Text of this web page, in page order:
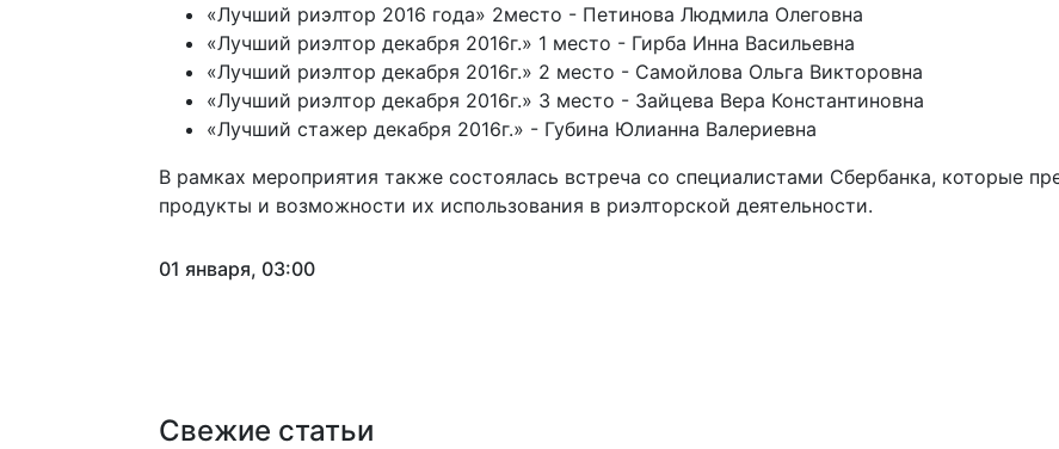
«Лучший риэлтор 2016 года» 2место - Петинова Людмила Олеговна
«Лучший риэлтор декабря 2016г.» 1 место - Гирба Инна Васильевна
«Лучший риэлтор декабря 2016г.» 2 место - Самойлова Ольга Викторовна
«Лучший риэлтор декабря 2016г.» 3 место - Зайцева Вера Константиновна
«Лучший стажер декабря 2016г.» - Губина Юлианна Валериевна
В рамках мероприятия также состоялась встреча со специалистами Сбербанка, которые
продукты и возможности их использования в риэлторской деятельности.
01 января, 03:00
Свежие статьи